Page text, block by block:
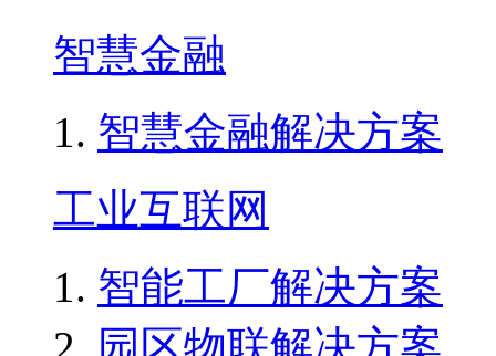
智慧金融
智慧金融解决方案
工业互联网
智能工厂解决方案